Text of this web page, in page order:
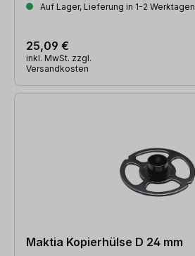
Auf Lager, Lieferung in 1-2 Werktagen
25,09 €
inkl. MwSt. zzgl.
Versandkosten
Maktia Kopierhülse D 24 mm